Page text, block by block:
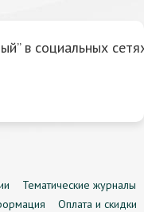
в социальных
Тематические журналы
Оплата и скидки